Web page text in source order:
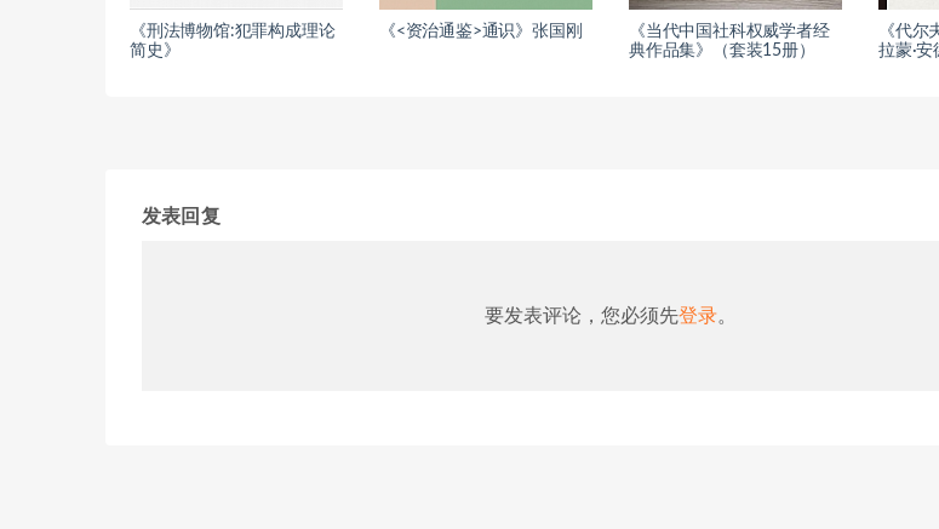
《刑法博物馆:犯罪构成理论
简史》
《<资治通鉴>通识》张国刚
《当代中国社科权威学者经
典作品集》（套装15册）
《代尔
拉蒙·安
发表回复
要发表评论，您必须先登录。